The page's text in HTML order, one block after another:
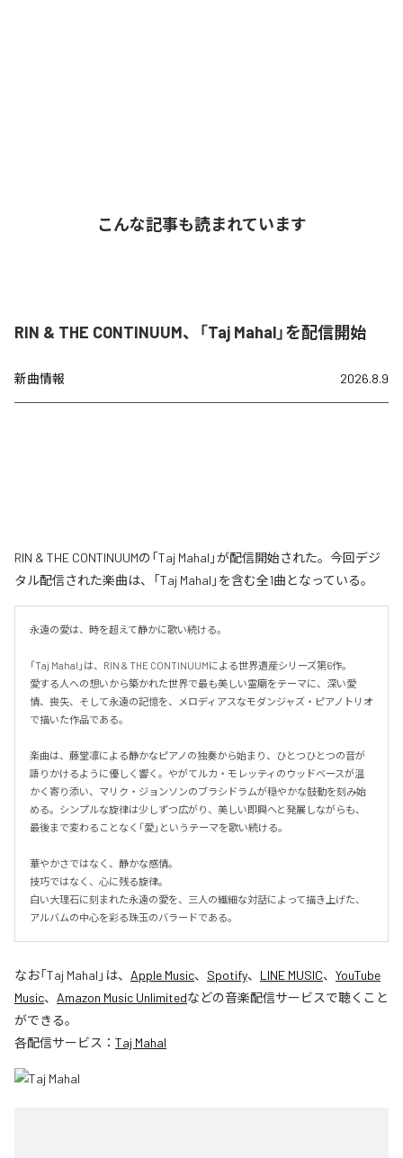
こんな記事も読まれています
RIN & THE CONTINUUM、「Taj Mahal」を配信開始
新曲情報 2026.8.9
RIN & THE CONTINUUMの「Taj Mahal」が配信開始された。今回デジ
タル配信された楽曲は、「Taj Mahal」を含む全1曲となっている。
永遠の愛は、時を超えて静かに歌い続ける。
「Taj Mahal」は、RIN & THE CONTINUUMによる世界遺産シリーズ第6作。
愛する人への想いから築かれた世界で最も美しい霊廟をテーマに、深い愛
情、喪失、そして永遠の記憶を、メロディアスなモダンジャズ・ピアノトリオ
で描いた作品である。
楽曲は、藤堂凛による静かなピアノの独奏から始まり、ひとつひとつの音が
語りかけるように優しく響く。やがてルカ・モレッティのウッドベースが温
かく寄り添い、マリク・ジョンソンのブラシドラムが穏やかな鼓動を刻み始
める。シンプルな旋律は少しずつ広がり、美しい即興へと発展しながらも、
最後まで変わることなく「愛」というテーマを歌い続ける。
華やかさではなく、静かな感情。
技巧ではなく、心に残る旋律。
白い大理石に刻まれた永遠の愛を、三人の繊細な対話によって描き上げた、
アルバムの中心を彩る珠玉のバラードである。
なお「Taj Mahal 」は、 Apple Music、 Spotify、 LINE MUSIC、 YouTube
Music、 Amazon Music Unlimitedなどの音楽配信サービスで聴くこと
ができる。
各配信サービス： Taj Mahal